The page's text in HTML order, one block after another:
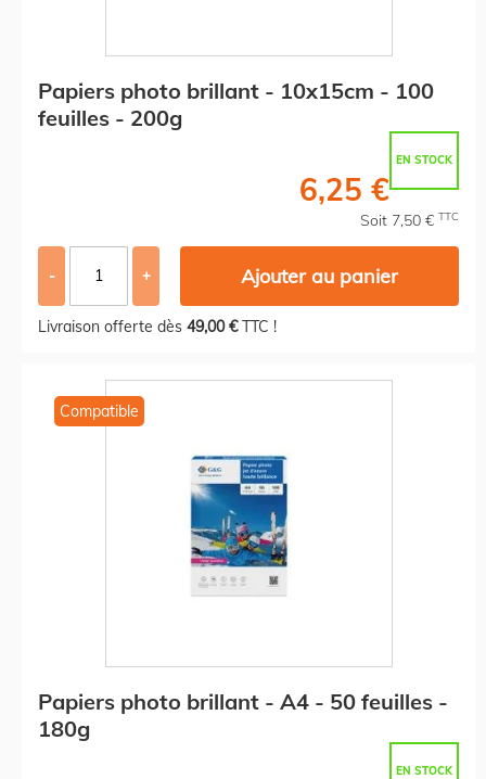
Papiers photo brillant - 10x15cm - 100
feuilles - 200g
EN STOCK
6,25 €
Soit 7,50 € TTC
- + Ajouter au panier
Livraison offerte dès 49,00 €TTC !
Compatible
Papiers photo brillant - A4 - 50 feuilles -
180g
EN STOCK